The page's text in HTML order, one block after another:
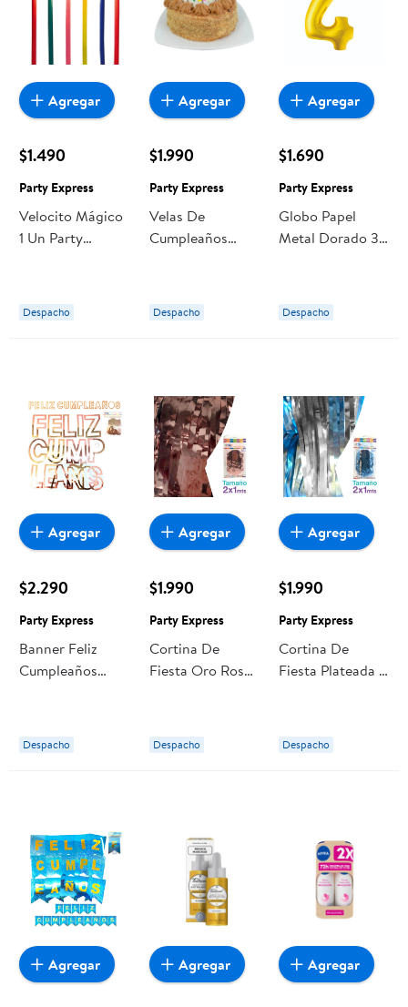
$1.490
Party Express
Velocito Mágico
1 Un Party
Despacho
Agregar
$1.990
Party Express
Velas De
Cumpleaños
Despacho
Agregar
$1.690
Party Express
Globo Papel
Metal Dorado 32
Express
Despacho
Agregar
$2.290
Party Express
Banner Feliz
Cumpleaños
Despacho
Agregar
$1.990
Party Express
Cortina De
Fiesta Oro Rosa
Despacho
Agregar
$1.990
Party Express
Cortina De
Fiesta Plateada Y
Despacho
Agregar
Agregar Agregar Agregar